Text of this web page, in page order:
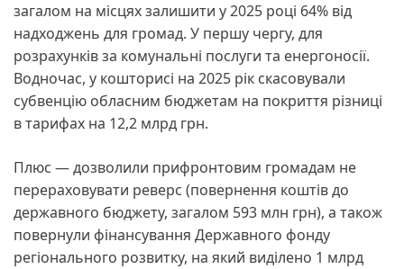
загалом на місцях залишити у 2025 році 64% від
надходжень для громад. У першу чергу, для
розрахунків за комунальні послуги та енергоносії.
Водночас, у кошторисі на 2025 рік скасовували
субвенцію обласним бюджетам на покриття різниці
в тарифах на 12,2 млрд грн.
Плюс — дозволили прифронтовим громадам не
перераховувати реверс (повернення коштів до
державного бюджету, загалом 593 млн грн), а також
повернули фінансування Державного фонду
регіонального розвитку, на який виділено 1 млрд